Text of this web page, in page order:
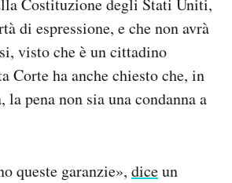
di espressione, e che non avrà
visto che è un cittadino
Corte ha anche chiesto che, in
la pena non sia una condanna a
queste garanzie», diceun